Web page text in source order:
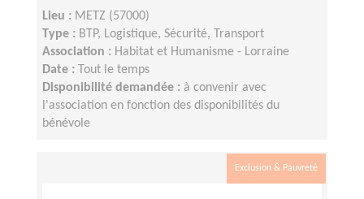
Lieu : METZ (57000)
Type : BTP, Logistique, Sécurité, Transport
Association : Habitat et Humanisme - Lorraine
Date :
Tout le temps
Disponibilité demandée : à convenir avec
l'association en fonction des disponibilités du
bénévole
Exclusion & Pauvreté